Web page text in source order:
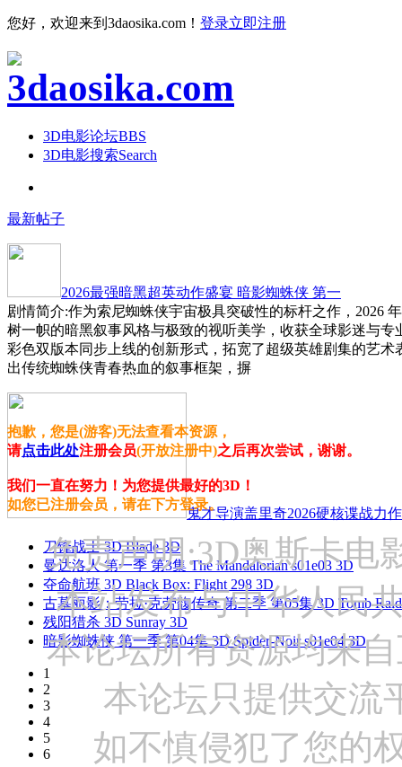
您好，欢迎来到3daosika.com！ 登录立即注册
3D电影论坛BBS
3D电影搜索Search
最新帖子
2026最强暗黑超英动作盛宴 暗影蜘蛛侠 第一
剧情简介:作为索尼蜘蛛侠宇宙极具突破性的标杆之作，2026
树一帜的暗黑叙事风格与极致的视听美学，收获全球影迷与
彩色双版本同步上线的创新形式，拓宽了超级英雄剧集的艺
出传统蜘蛛侠青春热血的叙事框架，摒
鬼才导演盖里奇2026硬核谍战力
刀锋战士 3D Blade 3D
曼达洛人 第一季 第3集 The Mandalorian s01e03 3D
夺命航班 3D Black Box: Flight 298 3D
古墓丽影：劳拉·克劳馥传奇 第二季 第05集 3D Tomb
残阳猎杀 3D Sunray 3D
暗影蜘蛛侠 第一季 第04集 3D Spider-Noir s01e04 3D
1
2
3
4
5
6
抱歉，您是(游客)无法查看本资源，
请点击此处注册会员(开放注册中)之后再次尝试，谢谢。
我们一直在努力！为您提供最好的3D！
如您已注册会员，请在下方登录。
免责声明:3D奥斯卡电
本站发布与中华人民
本论坛所有资源均来
本论坛只提供交流
如不慎侵犯了您的